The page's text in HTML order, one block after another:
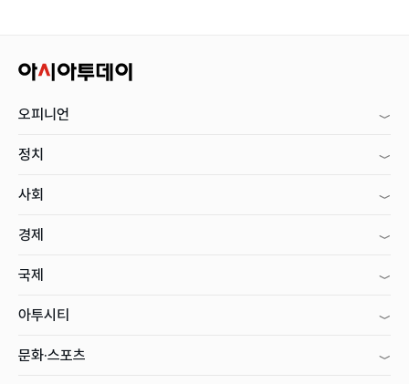
오피니언
정치
사회
경제
국제
아투시티
문화·스포츠